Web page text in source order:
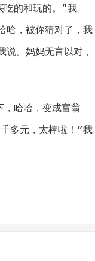
吃的和玩的。”我
哈，被你猜对了，我
。妈妈无言以对，
哈哈，变成富翁
多元，太棒啦！”我